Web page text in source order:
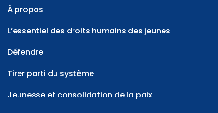
À propos
L’essentiel des droits humains des jeunes
Défendre
Tirer parti du système
Jeunesse et consolidation de la paix